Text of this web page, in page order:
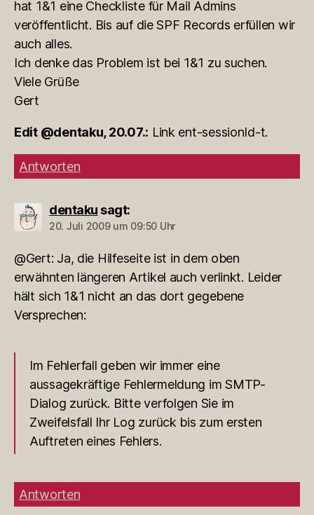
hat 1&1 eine Checkliste für Mail Admins
veröffentlicht. Bis auf die SPF Records erfüllen wir
auch alles.
Ich denke das Problem ist bei 1&1 zu suchen.
Viele Grüße
Gert
Edit @dentaku, 20.07.: Link ent-sessionId-t.
Antworten
dentaku sagt:
20. Juli 2009 um 09:50 Uhr
@Gert: Ja, die Hilfeseite ist in dem oben
erwähnten längeren Artikel auch verlinkt. Leider
hält sich 1&1 nicht an das dort gegebene
Versprechen:
Im Fehlerfall geben wir immer eine
aussagekräftige Fehlermeldung im SMTP-
Dialog zurück. Bitte verfolgen Sie im
Zweifelsfall Ihr Log zurück bis zum ersten
Auftreten eines Fehlers.
Antworten